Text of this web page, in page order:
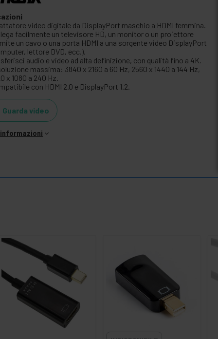
video digitale da DisplayPort maschio a HDMI femmina.
facilmente un televisore HD, un monitor o un proiettore
un cavo o una porta HDMI a una sorgente video DisplayPort
lettore DVD, ecc.).
audio e video ad alta definizione, con qualità fino a 4K.
massima: 3840 x 2160 a 60 Hz, 2560 x 1440 a 144 Hz,
x 1080 a 240 Hz.
con HDMI 2.0 e DisplayPort 1.2.
Guarda video